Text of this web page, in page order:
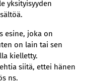
yksityisyyden
esine, joka on
on lain tai sen
kielletty.
siitä, ettei hänen
ns.